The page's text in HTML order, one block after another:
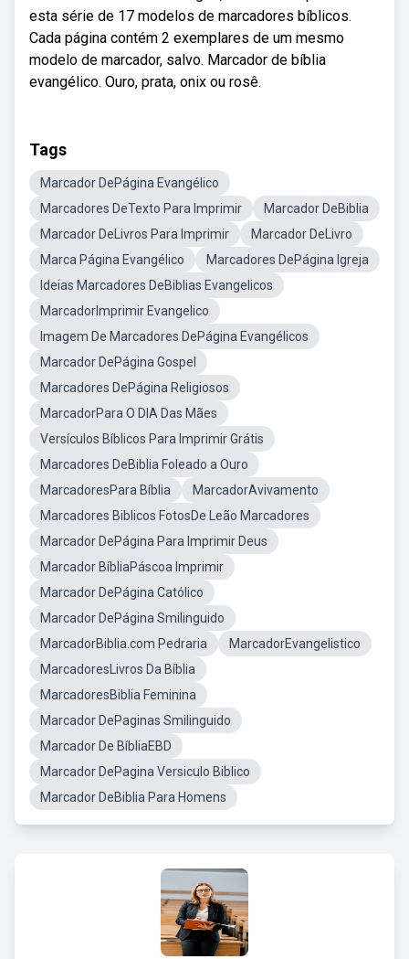
esta série de 17 modelos de marcadores bíblicos.
Cada página contém 2 exemplares de um mesmo
modelo de marcador, salvo. Marcador de bíblia
evangélico. Ouro, prata, onix ou rosê.
Tags
Marcador DePágina Evangélico
Marcadores DeTexto Para Imprimir
Marcador DeBiblia
Marcador DeLivros Para Imprimir
Marcador DeLivro
Marca Página Evangélico
Marcadores DePágina Igreja
Ideias Marcadores DeBiblias Evangelicos
MarcadorImprimir Evangelico
Imagem De Marcadores DePágina Evangélicos
Marcador DePágina Gospel
Marcadores DePágina Religiosos
MarcadorPara O DIA Das Mães
Versículos Bíblicos Para Imprimir Grátis
Marcadores DeBiblia Foleado a Ouro
MarcadoresPara Bíblia
MarcadorAvivamento
Marcadores Biblicos FotosDe Leão Marcadores
Marcador DePágina Para Imprimir Deus
Marcador BíbliaPáscoa Imprimir
Marcador DePágina Católico
Marcador DePágina Smilinguido
MarcadorBiblia.com Pedraria
MarcadorEvangelistico
MarcadoresLivros Da Bíblia
MarcadoresBiblia Feminina
Marcador DePaginas Smilinguido
Marcador De BíbliaEBD
Marcador DePagina Versiculo Biblico
Marcador DeBiblia Para Homens